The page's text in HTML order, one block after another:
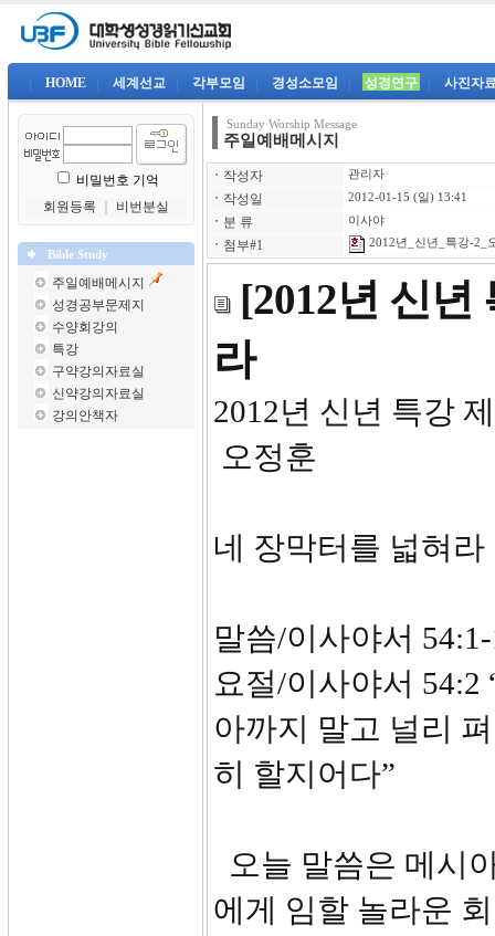
HOME 세계선교 각부모임 경성소모임 성경연구 사진자
비밀번호 기억
회원등록
비번분실
Bible Study
주일예배메시지
성경공부문제지
수양회강의
특강
구약강의자료실
신약강의자료실
강의안책자
Sunday Worship Message
주일예배메시지
ㆍ 작성자 관리자
ㆍ 작성일 2012-01-15 (일) 13:41
ㆍ 분 류 이사야
ㆍ 첨부#1 2012년_신년_특강-2_
[2012년 신년
라
2012년
오정훈
네 장막터를 넓혀라
말씀/이사야서
요절/이사야서
아까지 말고 널리
히 할지어다”
오늘 말씀은 메시
에게 임할 놀라운